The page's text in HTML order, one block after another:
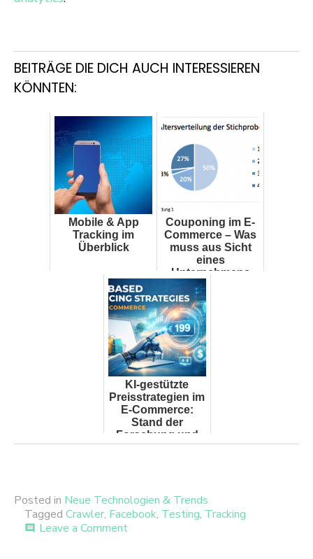
BEITRÄGE DIE DICH AUCH INTERESSIEREN
KÖNNTEN:
Mobile & App
Tracking im
Überblick
Couponing im E-
Commerce – Was
muss aus Sicht
eines
Unternehmens
beachtet werden?
KI-gestützte
Preisstrategien im
E-Commerce:
Stand der
Forschung und
zentrale
Posted in Neue Technologien & Trends
Tagged Crawler, Facebook, Testing, Tracking
comment Leave a Commenton